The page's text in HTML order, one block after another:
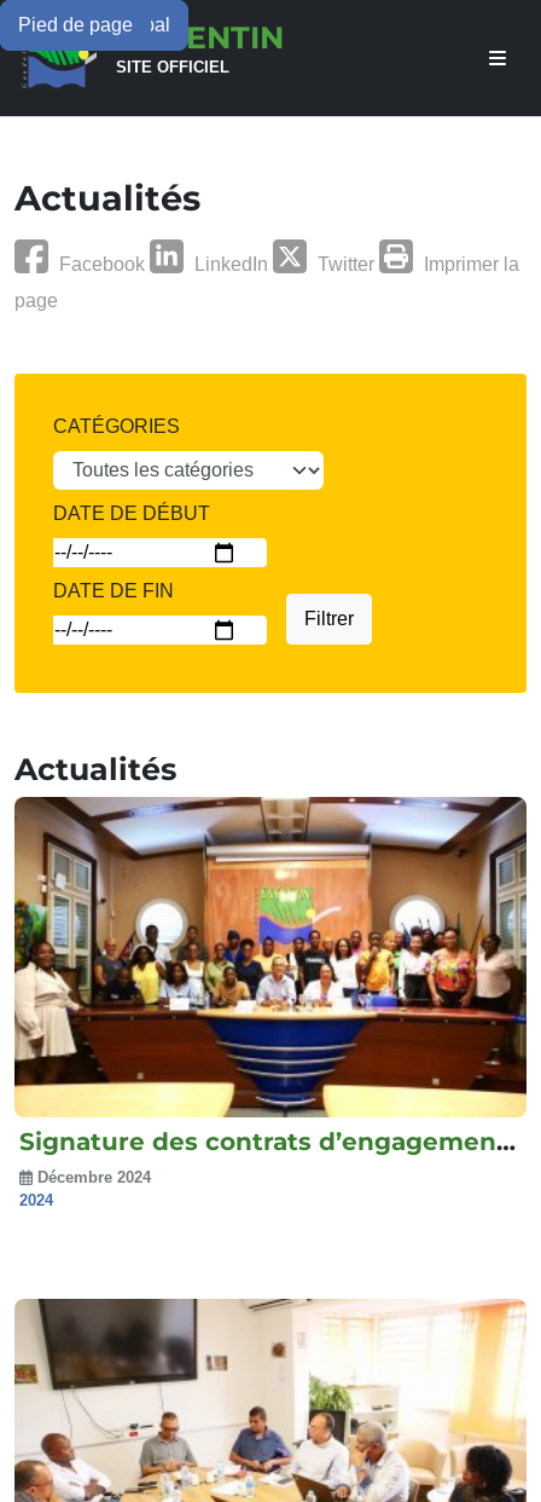
Menu principal
Contenu principal
Pied de pageLAMENTIN
SITE OFFICIEL
Actualités
Facebook LinkedIn Twitter
Imprimer la
page
CATÉGORIES
DATE DE DÉBUT
DATE DE FIN
Filtrer
Actualités
Signature des contrats d’engagement...
Décembre 2024
2024